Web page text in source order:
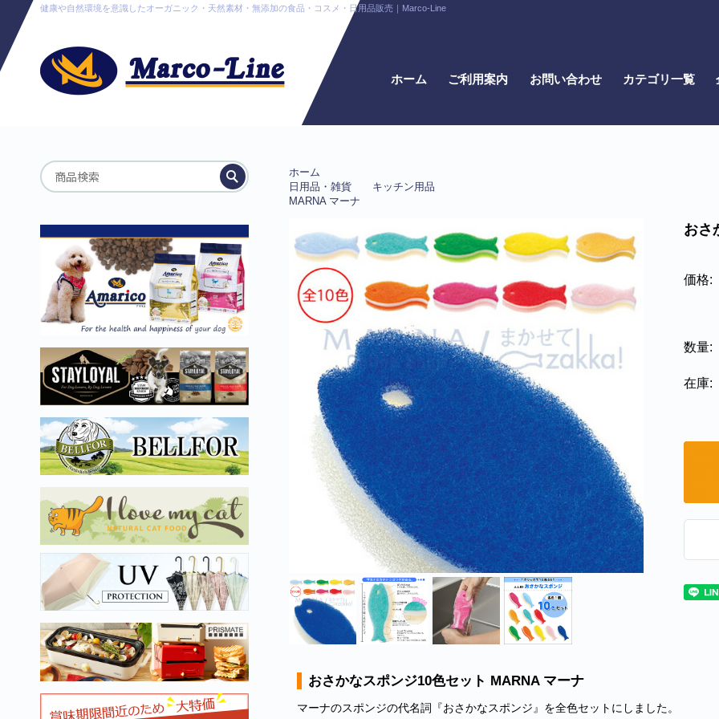
健康や自然環境を意識したオーガニック・天然素材・無添加の食品・コスメ・日用品販売｜Marco-Line
ホーム ご利用案内 お問い合わせ カテゴリ一覧
ホーム
日用品・雑貨
キッチン用品
MARNA マーナ
おさ
価格:
数量:
在庫:
おさかなスポンジ10色セット MARNA マーナ
マーナのスポンジの代名詞『おさかなスポンジ』を全色セットにしました。